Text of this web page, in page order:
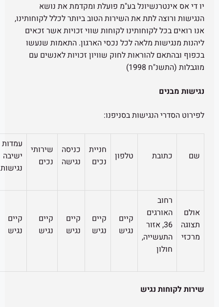
בע"מ פועלת ומקדמת את נושא
לתת את השירות הטוב ביותר לכלל לקוחותינו,
לקוחותינו לקוחות שווי זכויות אשר זכאים
מלאה לכל נכסי הארגון. התאמות שנעשו
להוראות לחוק שוויון זכויות לאנשים עם
בסניפנו:
טלפון
נכים
כניסה
נגישה
שירותי
נכים
ישיבה
נגישות
המתנה
נגישה
חניון
נגיש
קיים
נגיש
קיים
נגיש
קיים
נגיש
קיים
נגיש
קיים
נגיש
קיים
נגיש
קיים
נגיש
נגיש